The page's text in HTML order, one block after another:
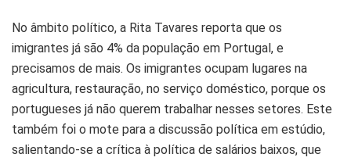
No âmbito político, a Rita Tavares reporta que os
imigrantes já são 4% da população em Portugal, e
precisamos de mais. Os imigrantes ocupam lugares na
agricultura, restauração, no serviço doméstico, porque os
portugueses já não querem trabalhar nesses setores. Este
também foi o mote para a discussão política em estúdio,
salientando-se a crítica à política de salários baixos, que